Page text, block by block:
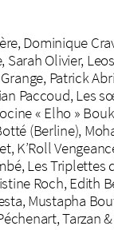
Dominique
Olivier,
Patrick
Paccoud, Les
« Elho »
(Berline),
K’Roll
Les Triplettes
Roch, Edith
Mustapha
Tarzan